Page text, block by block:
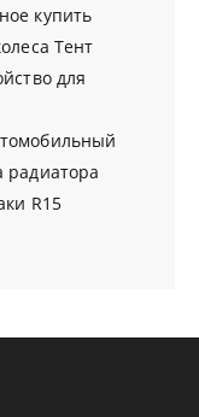
купить
Тент
для
радиатора
R15